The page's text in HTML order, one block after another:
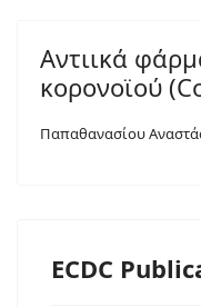
Αντιικά
κορονοϊού
Παπαθανασίου
ECDC